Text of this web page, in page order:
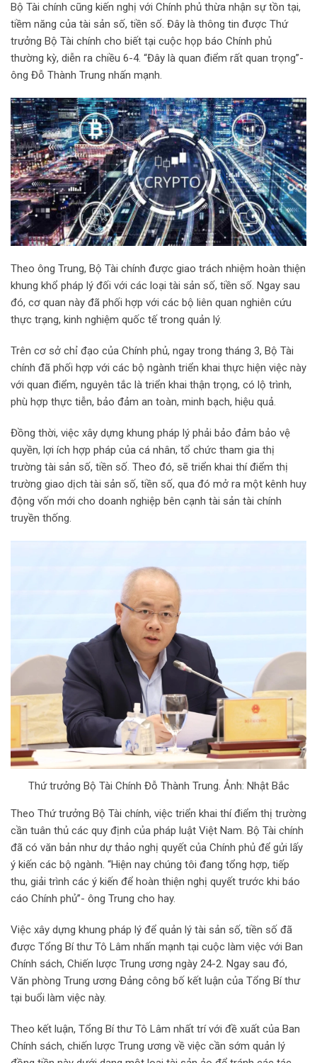
s
t
a
E
m
a
l
Bộ Tài chính cũng kiến nghị với Chính phủ thừa nhận sự tồn tại,
tiềm năng của tài sản số, tiền số. Đây là thông tin được Thứ
trưởng Bộ Tài chính cho biết tại cuộc họp báo Chính phủ
thường kỳ, diễn ra chiều 6-4. “Đây là quan điểm rất quan trọng”-
ông Đỗ Thành Trung nhấn mạnh.
Theo ông Trung, Bộ Tài chính được giao trách nhiệm hoàn thiện
khung khổ pháp lý đối với các loại tài sản số, tiền số. Ngay sau
đó, cơ quan này đã phối hợp với các bộ liên quan nghiên cứu
thực trạng, kinh nghiệm quốc tế trong quản lý.
Trên cơ sở chỉ đạo của Chính phủ, ngay trong tháng 3, Bộ Tài
chính đã phối hợp với các bộ ngành triển khai thực hiện việc này
với quan điểm, nguyên tắc là triển khai thận trọng, có lộ trình,
phù hợp thực tiễn, bảo đảm an toàn, minh bạch, hiệu quả.
Đồng thời, việc xây dựng khung pháp lý phải bảo đảm bảo vệ
quyền, lợi ích hợp pháp của cá nhân, tổ chức tham gia thị
trường tài sản số, tiền số. Theo đó, sẽ triển khai thí điểm thị
trường giao dịch tài sản số, tiền số, qua đó mở ra một kênh huy
động vốn mới cho doanh nghiệp bên cạnh tài sản tài chính
truyền thống.
Thứ trưởng Bộ Tài Chính Đỗ Thành Trung. Ảnh: Nhật Bắc
Theo Thứ trưởng Bộ Tài chính, việc triển khai thí điểm thị trường
cần tuân thủ các quy định của pháp luật Việt Nam. Bộ Tài chính
đã có văn bản như dự thảo nghị quyết của Chính phủ để gửi lấy
ý kiến các bộ ngành. “Hiện nay chúng tôi đang tổng hợp, tiếp
thu, giải trình các ý kiến để hoàn thiện nghị quyết trước khi báo
cáo Chính phủ”- ông Trung cho hay.
Việc xây dựng khung pháp lý để quản lý tài sản số, tiền số đã
được Tổng Bí thư Tô Lâm nhấn mạnh tại cuộc làm việc với Ban
Chính sách, Chiến lược Trung ương ngày 24-2. Ngay sau đó,
Văn phòng Trung ương Đảng công bố kết luận của Tổng Bí thư
tại buổi làm việc này.
Theo kết luận, Tổng Bí thư Tô Lâm nhất trí với đề xuất của Ban
Chính sách, chiến lược Trung ương về việc cần sớm quản lý